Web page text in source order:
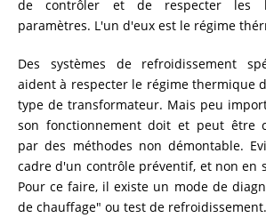
DÉMAGNÉTISATION DES
TEST DE CHALEUR
DIAGNOSTIC DES DISPOSITIFS EN
TRANSFORMATEURS DE PUISSANCE
de contrôler et de respecter les
paramètres. L'un d'eux est le régime
Des systèmes de refroidissement
aident à respecter le régime thermique
type de transformateur. Mais peu
son fonctionnement doit et peut être
par des méthodes non démontable.
cadre d'un contrôle préventif, et non en
Pour ce faire, il existe un mode de
de chauffage" ou test de refroidissement.